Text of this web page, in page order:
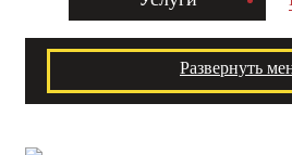
Развернуть